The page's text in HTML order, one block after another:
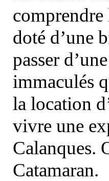
doté d’une
passer
immaculés
la location
vivre une
Calanques.
Catamaran.